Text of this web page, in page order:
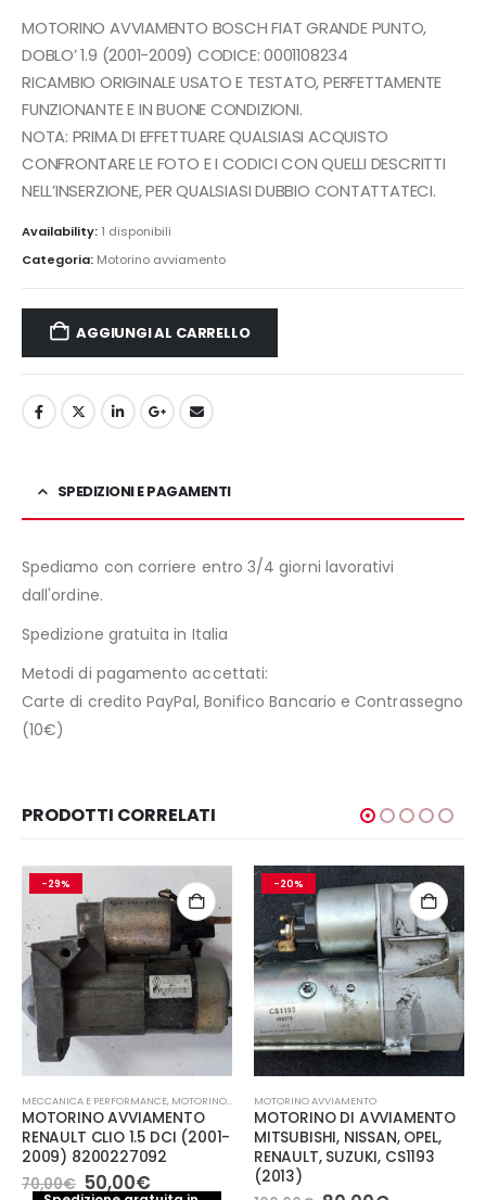
originale
era:
75,00€.
attuale
è:
35,00€.
MOTORINO AVVIAMENTO BOSCH FIAT GRANDE PUNTO,
DOBLO’ 1.9 (2001-2009) CODICE: 0001108234
RICAMBIO ORIGINALE USATO E TESTATO, PERFETTAMENTE
FUNZIONANTE E IN BUONE CONDIZIONI.
NOTA: PRIMA DI EFFETTUARE QUALSIASI ACQUISTO
CONFRONTARE LE FOTO E I CODICI CON QUELLI DESCRITTI
NELL’INSERZIONE, PER QUALSIASI DUBBIO CONTATTATECI.
Availability: 1 disponibili
Categoria: Motorino avviamento
AGGIUNGI AL CARRELLO
SPEDIZIONI E PAGAMENTI
Spediamo con corriere entro 3/4 giorni lavorativi
dall'ordine.
Spedizione gratuita in Italia
Metodi di pagamento accettati:
Carte di credito PayPal, Bonifico Bancario e Contrassegno
(10€)
PRODOTTI CORRELATI
-29%
MECCANICA E PERFORMANCE, MOTORINO AVVIAMENTO
MOTORINO AVVIAMENTO
RENAULT CLIO 1.5 DCI (2001-
2009) 8200227092
70,00€ Il
50,00€Il
-20%
MOTORINO AVVIAMENTO
MOTORINO DI AVVIAMENTO
MITSUBISHI, NISSAN, OPEL,
RENAULT, SUZUKI, CS1193
(2013)